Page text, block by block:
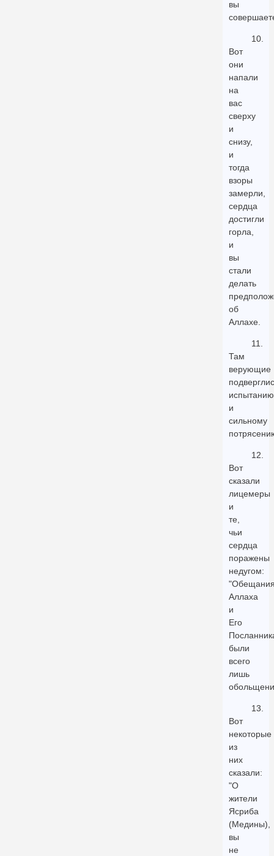
вы
10.
Вот
они
напали
на
вас
сверху
и
снизу,
и
тогда
взоры
замерли,
сердца
достигли
горла,
и
вы
стали
делать
об
Аллахе.
11.
Там
верующие
испытанию
и
сильному
12.
Вот
сказали
лицемеры
и
те,
чьи
сердца
поражены
недугом:
Аллаха
и
Его
были
всего
лишь
13.
Вот
некоторые
из
них
сказали:
"О
жители
Ясриба
(Медины),
вы
не